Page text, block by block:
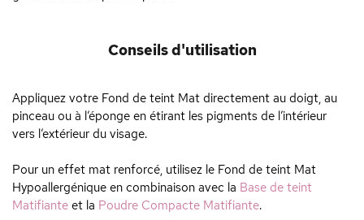
Conseils d'utilisation
Appliquez votre Fond de teint Mat directement au doigt, au
pinceau ou à l’éponge en étirant les pigments de l’intérieur
vers l’extérieur du visage.
Pour un effet mat renforcé, utilisez le Fond de teint Mat
Hypoallergénique en combinaison avec la Base de teint
Matifiante et la Poudre Compacte Matifiante.